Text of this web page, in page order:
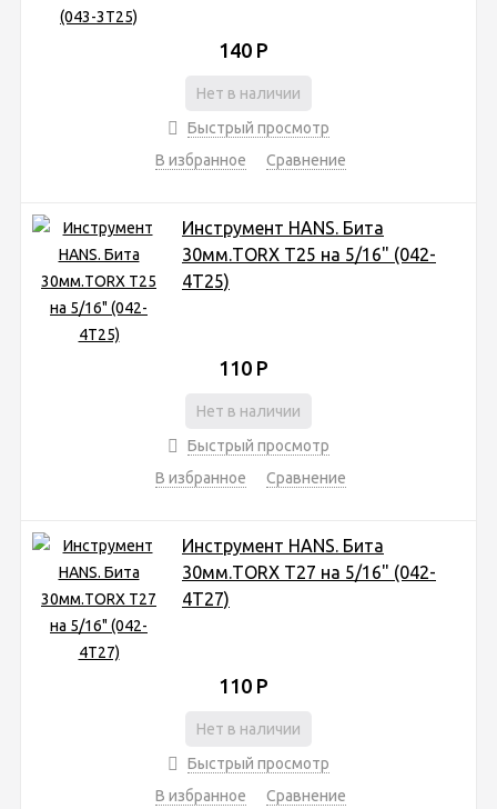
140 Р
Нет в наличии
Быстрый просмотр
В избранное
Сравнение
Инструмент HANS. Бита
30мм.TORX T25 на 5/16" (042-
4Т25)
110 Р
Нет в наличии
Быстрый просмотр
В избранное
Сравнение
Инструмент HANS. Бита
30мм.TORX T27 на 5/16" (042-
4Т27)
110 Р
Нет в наличии
Быстрый просмотр
В избранное
Сравнение